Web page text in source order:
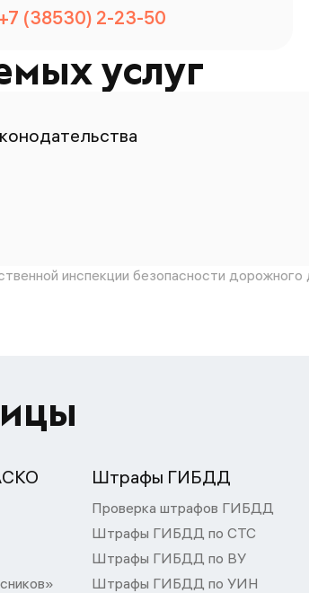
+7 (38530) 2-23-50
услуг
инспекции безопасности
Штрафы ГИБДД
Проверка штрафов ГИБДД
Штрафы ГИБДД по СТС
Штрафы ГИБДД по ВУ
Штрафы ГИБДД по УИН